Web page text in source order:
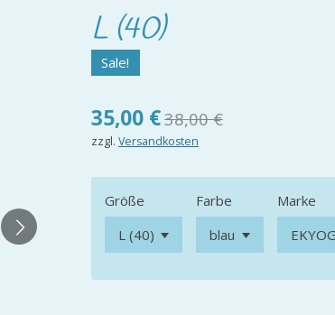
L (40)
Sale!
35,00 €38,00 €
zzgl. Versandkosten
Größe Farbe Marke